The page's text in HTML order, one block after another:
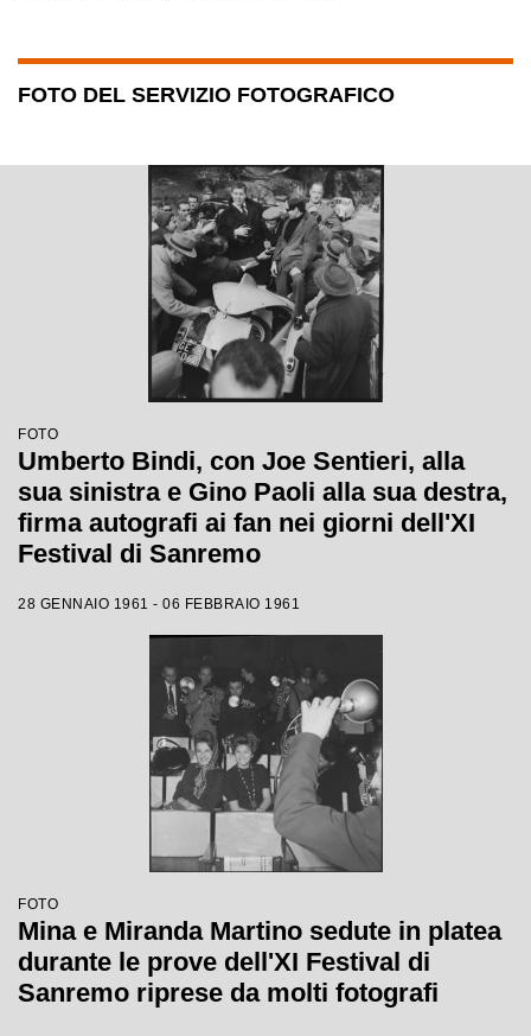
FOTO DEL SERVIZIO FOTOGRAFICO
FOTO
Umberto Bindi, con Joe Sentieri, alla
sua sinistra e Gino Paoli alla sua destra,
firma autografi ai fan nei giorni dell'XI
Festival di Sanremo
28 GENNAIO 1961 - 06 FEBBRAIO 1961
FOTO
Mina e Miranda Martino sedute in platea
durante le prove dell'XI Festival di
Sanremo riprese da molti fotografi